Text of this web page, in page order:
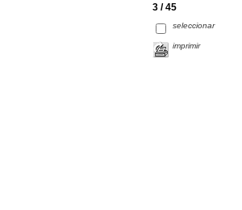
3 / 45
seleccionar
imprimir